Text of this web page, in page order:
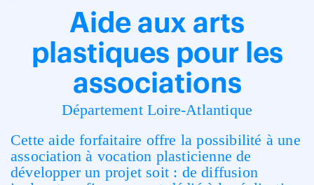
Aide aux arts
plastiques pour les
associations
Département Loire-Atlantique
Cette aide forfaitaire offre la possibilité à une
association à vocation plasticienne de
développer un projet soit : de diffusion